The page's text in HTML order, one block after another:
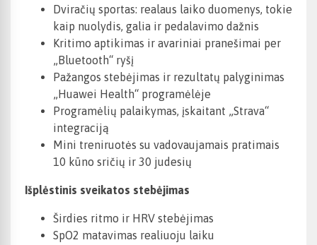
Dviračių sportas: realaus laiko duomenys, tokie
kaip nuolydis, galia ir pedalavimo dažnis
Kritimo aptikimas ir avariniai pranešimai per
„Bluetooth“ ryšį
Pažangos stebėjimas ir rezultatų palyginimas
„Huawei Health“ programėlėje
Programėlių palaikymas, įskaitant „Strava“
integraciją
Mini treniruotės su vadovaujamais pratimais
10 kūno sričių ir 30 judesių
Išplėstinis sveikatos stebėjimas
Širdies ritmo ir HRV stebėjimas
SpO2 matavimas realiuoju laiku